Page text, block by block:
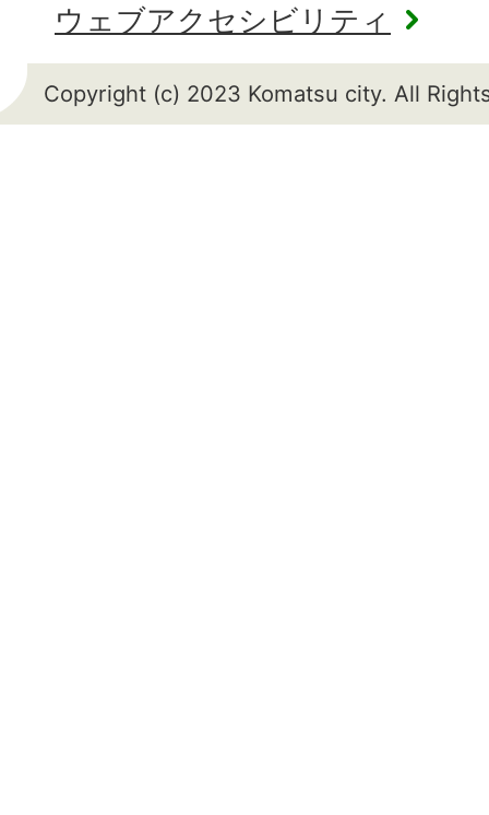
ウェブアクセシビリティ
Copyright (c) 2023 Komatsu city. All